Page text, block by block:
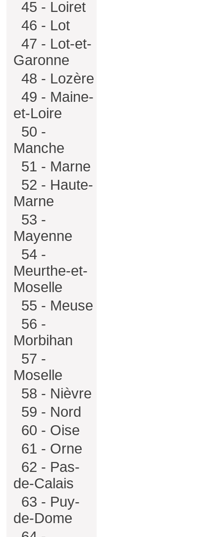
45 - Loiret
46 - Lot
47 - Lot-et-
Garonne
48 - Lozère
49 - Maine-
et-Loire
50 -
Manche
51 - Marne
52 - Haute-
Marne
53 -
Mayenne
54 -
Meurthe-et-
Moselle
55 - Meuse
56 -
Morbihan
57 -
Moselle
58 - Nièvre
59 - Nord
60 - Oise
61 - Orne
62 - Pas-
de-Calais
63 - Puy-
de-Dome